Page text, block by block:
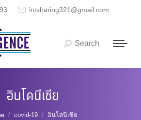
intsharing321@gmail.com
Search:
Search
อินโดนีเซีย
are here:
covid-19 อินโดนีเซีย